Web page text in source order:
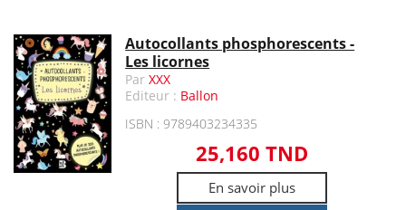
Autocollants phosphorescents -
Les licornes
ParXXX
Editeur : Ballon
ISBN : 9789403234335
25,160 TND
En savoir plus